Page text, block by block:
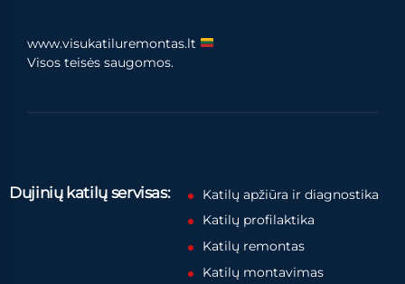
www.visukatiluremontas.lt
Visos teisės saugomos.
Dujinių katilų servisas:
Katilų apžiūra ir diagnostika
Katilų profilaktika
Katilų remontas
Katilų montavimas